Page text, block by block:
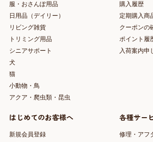
服・おさんぽ用品
日用品（デイリー）
リビング雑貨
トリミング用品
シニアサポート
犬
猫
小動物・鳥
アクア・爬虫類・昆虫
購入履歴
定期購入商
クーポンの
ポイント履
入荷案内申
はじめてのお客様へ
新規会員登録
各種サー
修理・アフ